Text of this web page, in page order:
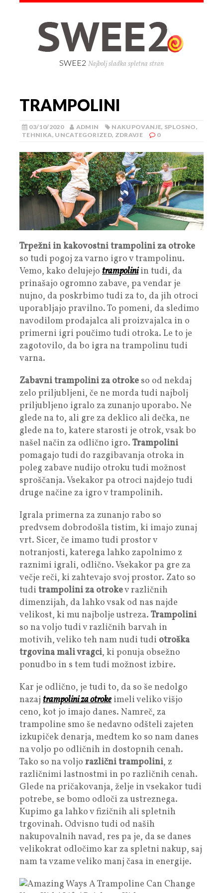
SWEE2 Najbolj sladka spletna stran
TRAMPOLINI
03/10/2020 ADMIN NAKUPOVANJE, SPLOSNO,
TEHNIKA, UNCATEGORIZED, ZDRAVJE 0
Trpežni in kakovostni trampolini za otroke
so tudi pogoj za varno igro v trampolinu.
Vemo, kako delujejo trampoliniin tudi, da
prinašajo ogromno zabave, pa vendar je
nujno, da poskrbimo tudi za to, da jih otroci
uporabljajo pravilno. To pomeni, da sledimo
navodilom prodajalca ali proizvajalca in o
primerni igri poučimo tudi otroka. Le to je
zagotovilo, da bo igra na trampolinu tudi
varna.
Zabavni trampolini za otroke so od nekdaj
zelo priljubljeni, če ne morda tudi najbolj
priljubljeno igralo za zunanjo uporabo. Ne
glede na to, ali gre za deklico ali dečka, ne
glede na to, katere starosti je otrok, vsak bo
našel način za odlično igro. Trampolini
pomagajo tudi do razgibavanja otroka in
poleg zabave nudijo otroku tudi možnost
sproščanja. Vsekakor pa otroci najdejo tudi
druge načine za igro v trampolinih.
Igrala primerna za zunanjo rabo so
predvsem dobrodošla tistim, ki imajo zunaj
vrt. Sicer, če imamo tudi prostor v
notranjosti, katerega lahko zapolnimo z
raznimi igrali, odlično. Vsekakor pa gre za
večje reči, ki zahtevajo svoj prostor. Zato so
tudi trampolini za otrokev različnih
dimenzijah, da lahko vsak od nas najde
velikost, ki mu najbolje ustreza. Trampolini
so na voljo tudi v različnih barvah in
motivih, veliko teh nam nudi tudi otroška
trgovina mali vragci, ki ponuja obsežno
ponudbo in s tem tudi možnost izbire.
Kar je odlično, je tudi to, da so še nedolgo
nazaj trampolini za otroke imeli veliko višjo
ceno, kot jo imajo danes. Namreč, za
trampoline smo še nedavno odšteli zajeten
izkupiček denarja, medtem ko so nam danes
na voljo po odličnih in dostopnih cenah.
Tako so na voljo različni trampolini, z
različnimi lastnostmi in po različnih cenah.
Glede na pričakovanja, želje in vsekakor tudi
potrebe, se bomo odloči za ustreznega.
Kupimo ga lahko v fizičnih ali spletnih
trgovinah. Odvisno tudi od naših
nakupovalnih navad, res pa je, da se danes
velikokrat odločimo kar za spletni nakup, saj
nam ta vzame veliko manj časa in energije.